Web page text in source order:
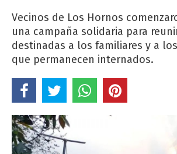
Vecinos de Los Hornos
una campaña solidaria para
destinadas a los familiares y a
que permanecen internados.